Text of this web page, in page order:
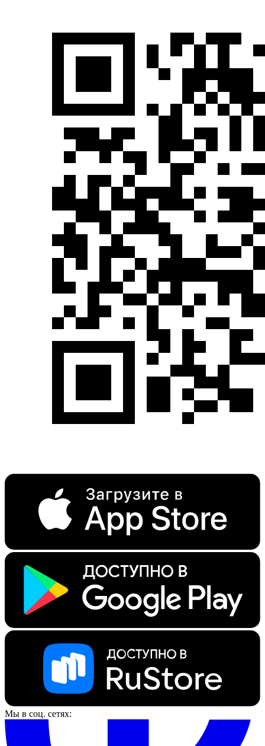
Мы в соц. сетях: